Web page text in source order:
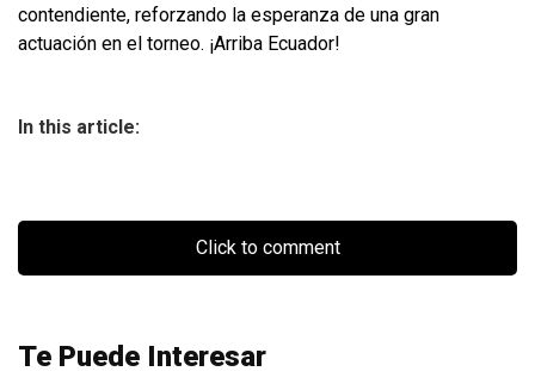
contendiente, reforzando la esperanza de una gran
actuación en el torneo. ¡Arriba Ecuador!
In this article:
Click to comment
Te Puede Interesar